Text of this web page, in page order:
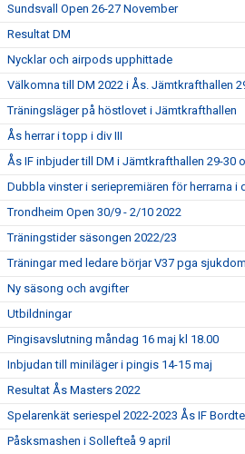
Sundsvall Open 26-27 November
Resultat DM
Nycklar och airpods upphittade
Välkomna till DM 2022 i Ås. Jämtkrafthallen
Träningsläger på höstlovet i Jämtkrafthallen
Ås herrar i topp i div III
Ås IF inbjuder till DM i Jämtkrafthallen 29-30
Dubbla vinster i seriepremiären för herrarna i
Trondheim Open 30/9 - 2/10 2022
Träningstider säsongen 2022/23
Träningar med ledare börjar V37 pga sjukdom
Ny säsong och avgifter
Utbildningar
Pingisavslutning måndag 16 maj kl 18.00
Inbjudan till miniläger i pingis 14-15 maj
Resultat Ås Masters 2022
Spelarenkät seriespel 2022-2023 Ås IF
Påsksmashen i Sollefteå 9 april